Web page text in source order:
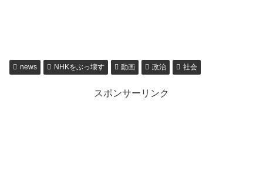
news NHKをぶっ壊す 動画 政治 社会
スポンサーリンク